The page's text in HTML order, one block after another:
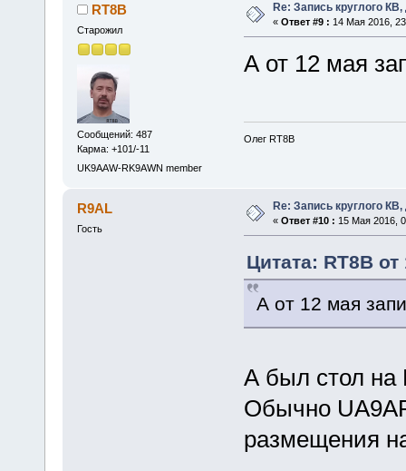
RT8B
Старожил
Сообщений: 487
Карма: +101/-11
UK9AAW-RK9AWN member
Re: Запись круглого
« Ответ #9 : 14 Мая 2016,
А от 12 мая
Олег RT8B
R9AL
Гость
Re: Запись круглого
« Ответ #10 : 15 Мая 2016,
Цитата: RT8B
А от 12 мая
А был стол на
Обычно
размещения